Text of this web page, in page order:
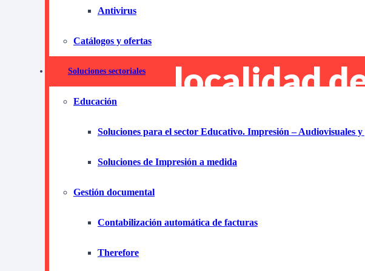
Antivirus
Catálogos y ofertas
Soluciones sectoriales
Educación
Soluciones para el sector Educativo. Impresión – Audiovisuales
Soluciones de Impresión a medida
Gestión documental
Contabilización automática de facturas
Therefore
localidad
Marchena,
de Sevilla
Descubre cómo el renting
localidad de Marchena,
transformar tu negocio,